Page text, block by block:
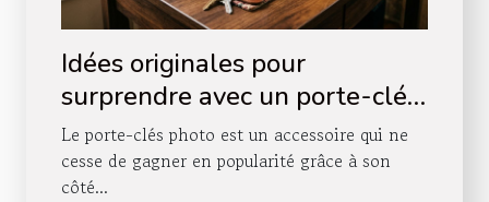
Idées originales pour
surprendre avec un porte-clés
photo
Le porte-clés photo est un accessoire qui ne
cesse de gagner en popularité grâce à son
côté...